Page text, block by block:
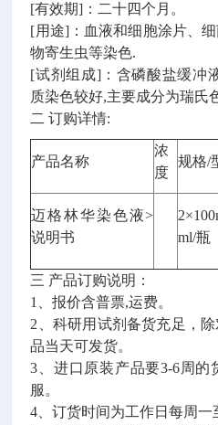
[有效期]：二十四个月。
[用途]：血液和细胞涂片、
物寄生虫等染色.
[试剂组成]：含磷酸盐缓冲
质染色较好,主要成分为瑞氏
二 订购详情:
产品名称
浓
度
规格/
迈格林华染色液>
说明书
ml/瓶
三 产品订购说明：
1、报价含普票,运费。
2、科研用试剂备货充足，
品当天可发货。
3、进口原装产品要3-6周的
服。
4、订货时间为工作日每周一